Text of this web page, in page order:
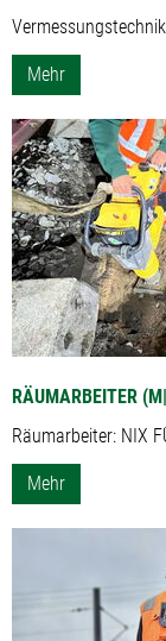
Mehr
RÄUMARBEITER
Räumarbeiter: NIX
Mehr